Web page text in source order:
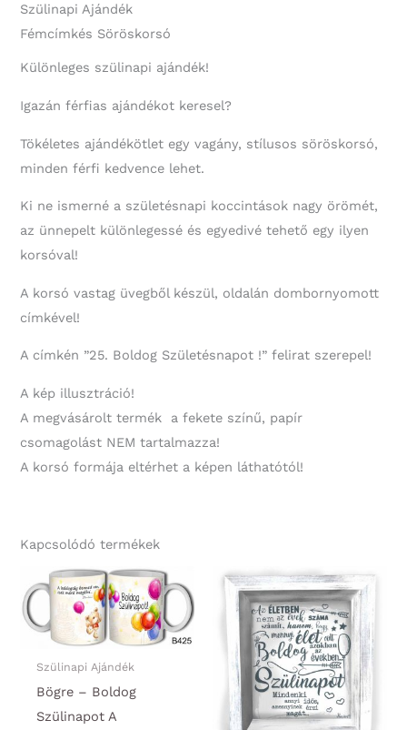
Szülinapi Ajándék
Fémcímkés Söröskorsó
Különleges szülinapi ajándék!
Igazán férfias ajándékot keresel?
Tökéletes ajándékötlet egy vagány, stílusos söröskorsó,
minden férfi kedvence lehet.
Ki ne ismerné a születésnapi koccintások nagy örömét,
az ünnepelt különlegessé és egyedivé tehető egy ilyen
korsóval!
A korsó vastag üvegből készül, oldalán dombornyomott
címkével!
A címkén ”25. Boldog Születésnapot !” felirat szerepel!
A kép illusztráció!
A megvásárolt termék a fekete színű, papír
csomagolást NEM tartalmazza!
A korsó formája eltérhet a képen láthatótól!
Kapcsolódó termékek
Szülinapi Ajándék
Bögre – Boldog
Szülinapot A